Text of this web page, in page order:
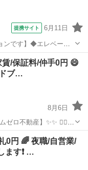
提携サイト 6月11日
ンです】◆エレベータ
ン
賃/保証料/仲手0円 😄
ブ…
8月6日
ロ不動産】✨✨ 🙇‍♂️
...
物件
0円 🌈 夜職/自営業/
ます❗️ …